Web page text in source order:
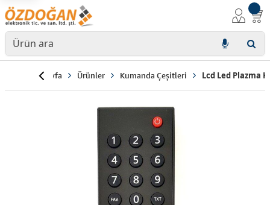
Anasayfa Ürünler Kumanda Çeşitleri Lcd Led Plazma